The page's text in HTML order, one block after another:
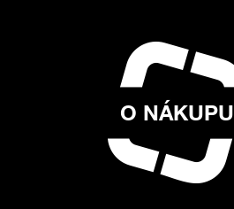
O NÁKUPU